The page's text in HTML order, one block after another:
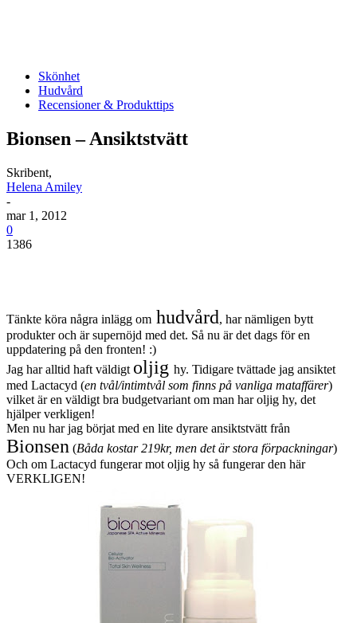
Skönhet
Hudvård
Recensioner & Produkttips
Bionsen – Ansiktstvätt
Skribent,
Helena Amiley
-
mar 1, 2012
0
1386
Tänkte köra några inlägg om hudvård, har nämligen bytt
produkter och är supernöjd med det. Så nu är det dags för en
uppdatering på den fronten! :)
Jag har alltid haft väldigt oljig hy. Tidigare tvättade jag ansiktet
med Lactacyd (en tvål/intimtvål som finns på vanliga mataffärer)
vilket är en väldigt bra budgetvariant om man har oljig hy, det
hjälper verkligen!
Men nu har jag börjat med en lite dyrare ansiktstvätt från
Bionsen (Båda kostar 219kr, men det är stora förpackningar)
Och om Lactacyd fungerar mot oljig hy så fungerar den här
VERKLIGEN!